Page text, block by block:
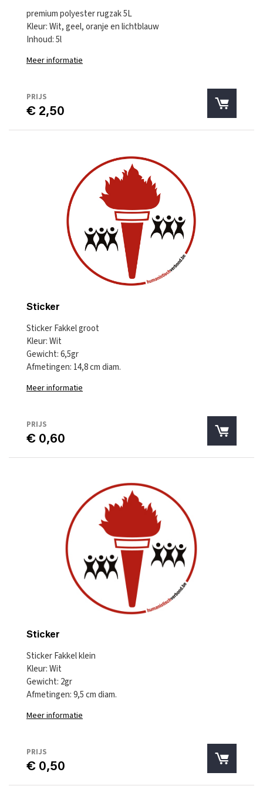
premium polyester rugzak 5L
Kleur: Wit, geel, oranje en lichtblauw
Inhoud: 5l
Meer informatie
PRIJS
€ 2,50
Sticker
Sticker Fakkel groot
Kleur: Wit
Gewicht: 6,5gr
Afmetingen: 14,8 cm diam.
Meer informatie
PRIJS
€ 0,60
Sticker
Sticker Fakkel klein
Kleur: Wit
Gewicht: 2gr
Afmetingen: 9,5 cm diam.
Meer informatie
PRIJS
€ 0,50